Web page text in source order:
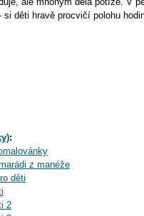
děti hravě procvičí polohu
:
z manéže
děti
2